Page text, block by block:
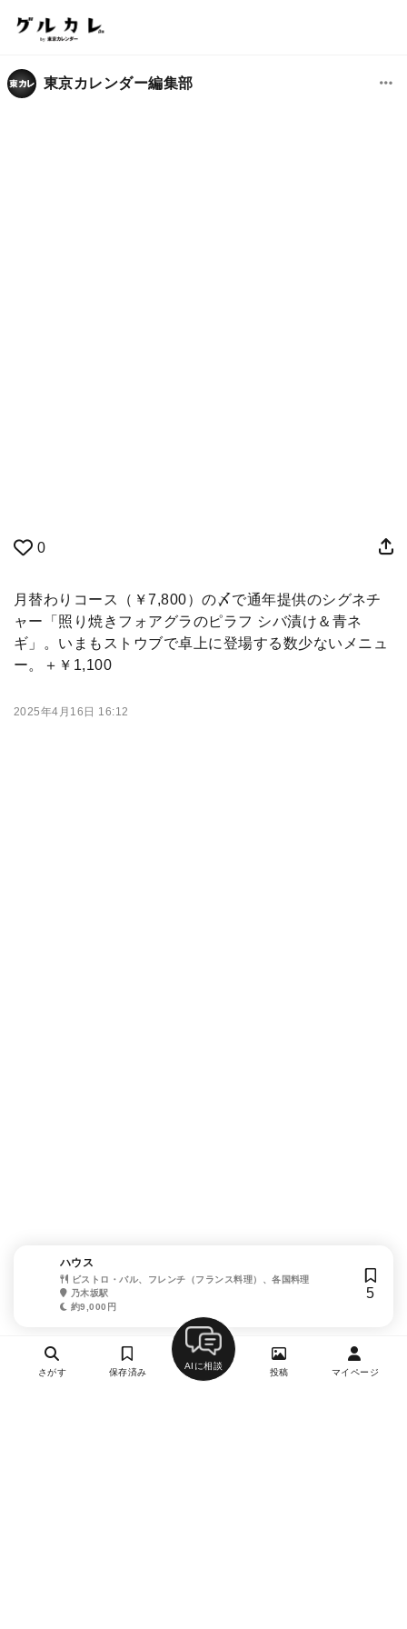
東京カレンダー編集部
0
月替わりコース（￥7,800）の〆で通年提供のシグネチ
ャー「照り焼きフォアグラのピラフ シバ漬け＆青ネ
ギ」。いまもストウブで卓上に登場する数少ないメニュ
ー。＋￥1,100
2025年4月16日 16:12
ハウス
ビストロ・バル、フレンチ（フランス料理）、各国料理
乃木坂駅
約9,000円
5
さがす 保存済み
AIに相談
投稿 マイページ